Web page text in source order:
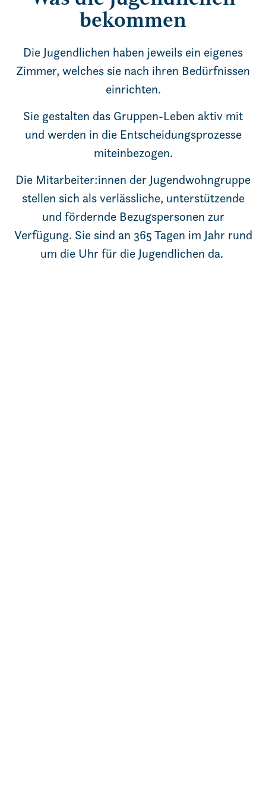
bekommen
Die Jugendlichen haben jeweils ein eigenes
Zimmer, welches sie nach ihren Bedürfnissen
einrichten.
Sie gestalten das Gruppen-Leben aktiv mit
und werden in die Entscheidungsprozesse
miteinbezogen.
Die Mitarbeiter:innen der Jugendwohngruppe
stellen sich als verlässliche, unterstützende
und fördernde Bezugspersonen zur
Verfügung. Sie sind an 365 Tagen im Jahr rund
um die Uhr für die Jugendlichen da.